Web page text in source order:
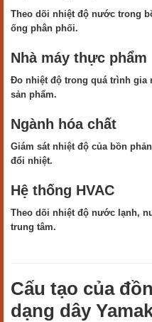
Theo dõi nhiệt độ nước trong
ống phân phối.
Nhà máy thực phẩm
Đo nhiệt độ trong quá trình gia
sản phẩm.
Ngành hóa chất
Giám sát nhiệt độ của bồn
đổi nhiệt.
Hệ thống HVAC
Theo dõi nhiệt độ nước lạnh,
trung tâm.
Cấu tạo của
dạng dây